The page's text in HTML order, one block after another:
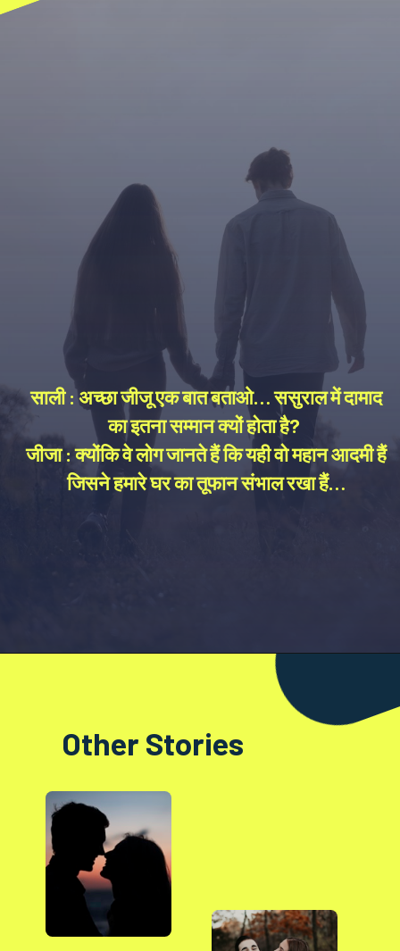
साली : अच्छा जीजू एक बात बताओ… ससुराल में दामाद
का इतना सम्मान क्यों होता है?
जीजा : क्योंकि वे लोग जानते हैं कि यही वो महान आदमी हैं
जिसने हमारे घर का तूफान संभाल रखा हैं…
Other Stories